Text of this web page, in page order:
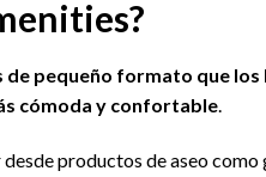
pequeño formato que los
cómoda y confortable.
productos de aseo